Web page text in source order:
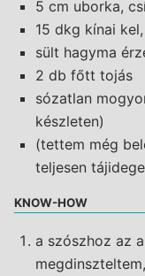
5 cm uborka,
15 dkg kínai
sült hagyma
2 db főtt tojás
sózatlan
készleten)
(tettem még
teljesen
KNOW-HOW
a szószhoz az